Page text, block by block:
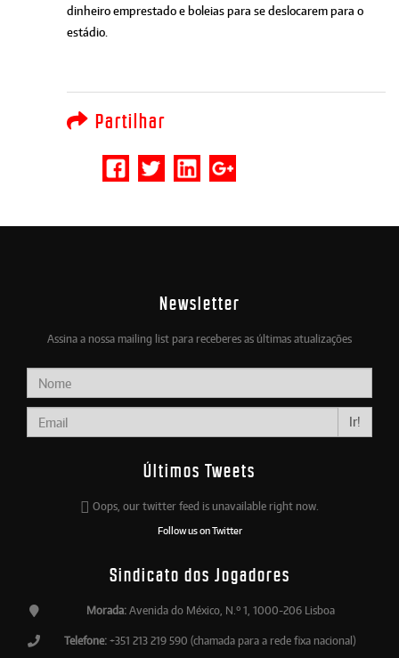
dinheiro emprestado e boleias para se deslocarem para o
estádio.
Partilhar
Newsletter
Assina a nossa mailing list para receberes as últimas atualizações
Ir!
Últimos Tweets
Oops, our twitter feed is unavailable right now.
Follow us on Twitter
Sindicato dos Jogadores
Morada:Avenida do México, N.º 1, 1000-206 Lisboa
Telefone: +351 213 219 590 (chamada para a rede fixa nacional)